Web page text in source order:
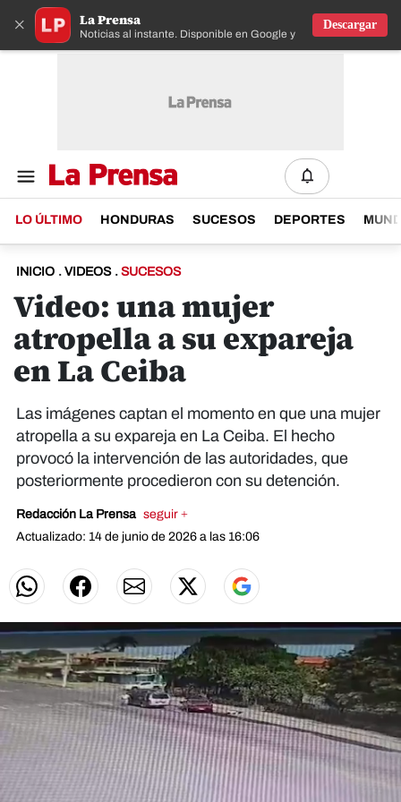
× La Prensa
Noticias al instante. Disponible en Google y IOS
Descargar
LO ÚLTIMO HONDURAS SUCESOS DEPORTES
INICIO . VIDEOS . SUCESOS
Video: una mujer
atropella a su expareja
en La Ceiba
Las imágenes captan el momento en que una mujer
atropella a su expareja en La Ceiba. El hecho
provocó la intervención de las autoridades, que
posteriormente procedieron con su detención.
Redacción La Prensa seguir +
Actualizado: 14 de junio de 2026 a las 16:06